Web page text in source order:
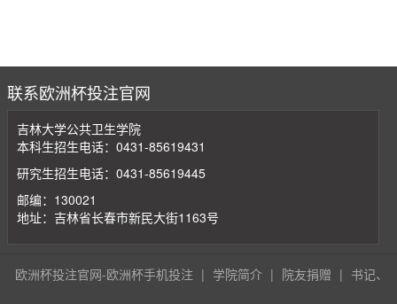
联系欧洲杯投注官网
吉林大学公共卫生学院
本科生招生电话：0431-85619431
研究生招生电话：0431-85619445
邮编：130021
地址：吉林省长春市新民大街1163号
欧洲杯投注官网-欧洲杯手机投注 | 学院简介 | 院友捐赠 | 书记、